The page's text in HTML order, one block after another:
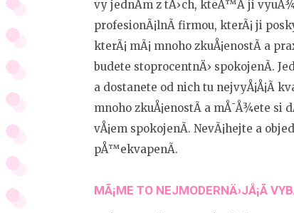
vy jednÃ­m z tÄ›ch, kteÅ™Ã­ ji
profesionÃ¡lnÃ­ firmou, kterÃ¡ ji
kterÃ¡ mÃ¡ mnoho zkuÅ¡enostÃ­ a
budete stoprocentnÄ› spokojenÃ­.
a dostanete od nich tu nejvyÅ¡Å¡Ã­
mnoho zkuÅ¡enostÃ­ a mÅ¯Å¾ete
vÅ¡em spokojenÃ­. NevÃ¡hejte a
pÅ™ekvapenÃ­.
MÃ¡ME TO NEJMODERNÄ›JÅ¡Ã­